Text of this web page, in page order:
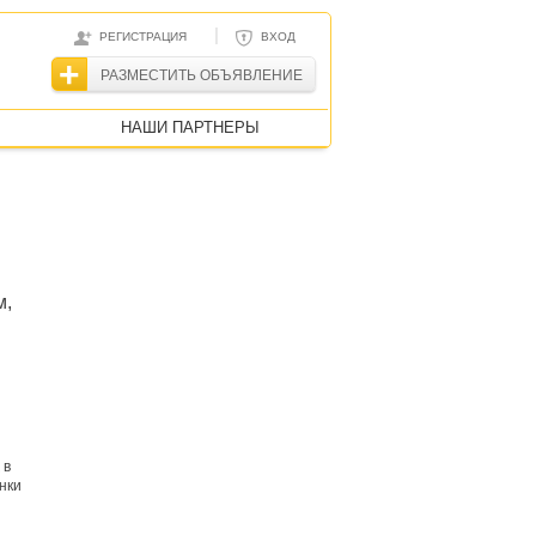
РЕГИСТРАЦИЯ | ВХОД
РАЗМЕСТИТЬ ОБЪЯВЛЕНИЕ
НАШИ ПАРТНЕРЫ
в